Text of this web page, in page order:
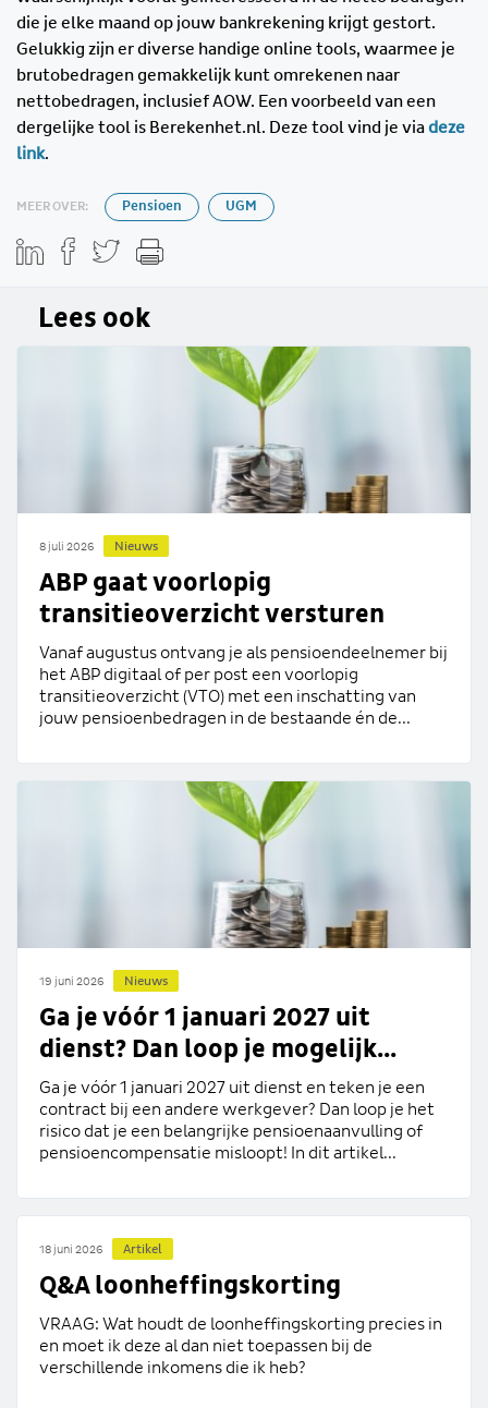
die je elke maand op jouw bankrekening krijgt gestort.
Gelukkig zijn er diverse handige online tools, waarmee je
brutobedragen gemakkelijk kunt omrekenen naar
nettobedragen, inclusief AOW. Een voorbeeld van een
dergelijke tool is Berekenhet.nl. Deze tool vind je viadeze
link.
MEER OVER: Pensioen UGM
Lees ook
8 juli 2026 Nieuws
ABP gaat voorlopig
transitieoverzicht versturen
Vanaf augustus ontvang je als pensioendeelnemer bij
het ABP digitaal of per post een voorlopig
transitieoverzicht (VTO) met een inschatting van
jouw pensioenbedragen in de bestaande én de...
19 juni 2026 Nieuws
Ga je vóór 1 januari 2027 uit
dienst? Dan loop je mogelijk...
Ga je vóór 1 januari 2027 uit dienst en teken je een
contract bij een andere werkgever? Dan loop je het
risico dat je een belangrijke pensioenaanvulling of
pensioencompensatie misloopt! In dit artikel...
18 juni 2026 Artikel
Q&A loonheffingskorting
VRAAG: Wat houdt de loonheffingskorting precies in
en moet ik deze al dan niet toepassen bij de
verschillende inkomens die ik heb?